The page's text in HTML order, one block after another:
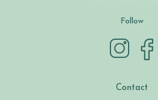
Follow
Contact